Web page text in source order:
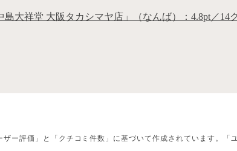
大祥堂 大阪タカシマヤ店」（なんば）：4.8pt／14ク
ー評価」と「クチコミ件数」に基づいて作成されています。「